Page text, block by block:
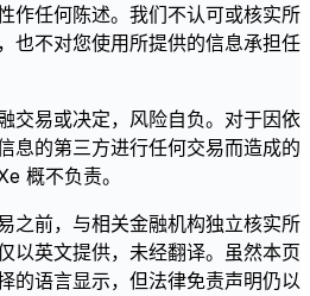
作任何陈述。我们不认可或核实所
也不对您使用所提供的信息承担任
交易或决定，风险自负。对于因依
息的第三方进行任何交易而造成的
概不负责。
之前，与相关金融机构独立核实所
以英文提供，未经翻译。虽然本页
的语言显示，但法律免责声明仍以